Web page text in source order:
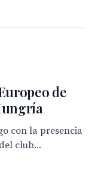
de
con la presencia
club...